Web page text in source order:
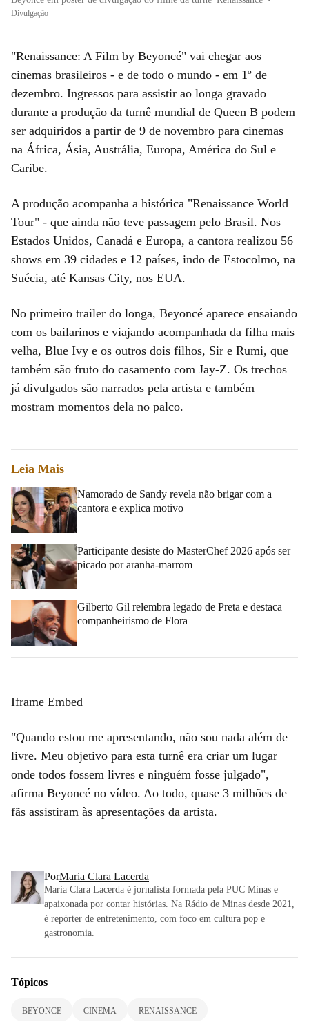
Divulgação
"Renaissance: A Film by Beyoncé" vai chegar aos
cinemas brasileiros - e de todo o mundo - em 1º de
dezembro. Ingressos para assistir ao longa gravado
durante a produção da turnê mundial de Queen B podem
ser adquiridos a partir de 9 de novembro para cinemas
na África, Ásia, Austrália, Europa, América do Sul e
Caribe.
A produção acompanha a histórica "Renaissance World
Tour" - que ainda não teve passagem pelo Brasil. Nos
Estados Unidos, Canadá e Europa, a cantora realizou 56
shows em 39 cidades e 12 países, indo de Estocolmo, na
Suécia, até Kansas City, nos EUA.
No primeiro trailer do longa, Beyoncé aparece ensaiando
com os bailarinos e viajando acompanhada da filha mais
velha, Blue Ivy e os outros dois filhos, Sir e Rumi, que
também são fruto do casamento com Jay-Z. Os trechos
já divulgados são narrados pela artista e também
mostram momentos dela no palco.
Leia Mais
Namorado de Sandy revela não brigar com a
cantora e explica motivo
Participante desiste do MasterChef 2026 após ser
picado por aranha-marrom
Gilberto Gil relembra legado de Preta e destaca
companheirismo de Flora
Iframe Embed
"Quando estou me apresentando, não sou nada além de
livre. Meu objetivo para esta turnê era criar um lugar
onde todos fossem livres e ninguém fosse julgado",
afirma Beyoncé no vídeo. Ao todo, quase 3 milhões de
fãs assistiram às apresentações da artista.
PorMaria Clara Lacerda
Maria Clara Lacerda é jornalista formada pela PUC Minas e
apaixonada por contar histórias. Na Rádio de Minas desde 2021,
é repórter de entretenimento, com foco em cultura pop e
gastronomia.
Tópicos
BEYONCE CINEMA RENAISSANCE